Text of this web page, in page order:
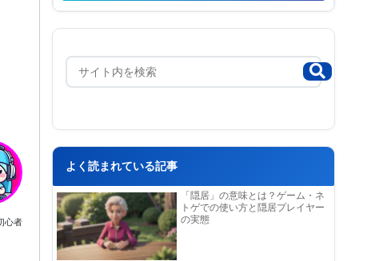
心者
よく読まれている記事
「隠居」の意味とは？ゲーム・ネ
トゲでの使い方と隠居プレイヤー
の実態